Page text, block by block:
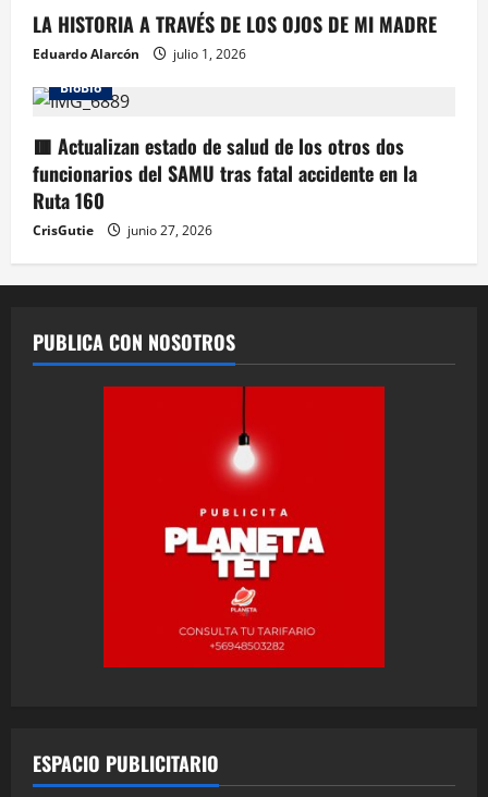
LA HISTORIA A TRAVÉS DE LOS OJOS DE MI MADRE
Eduardo Alarcón
julio 1, 2026
BioBio
🟥 Actualizan estado de salud de los otros dos
funcionarios del SAMU tras fatal accidente en la
Ruta 160
CrisGutie junio 27, 2026
PUBLICA CON NOSOTROS
ESPACIO PUBLICITARIO